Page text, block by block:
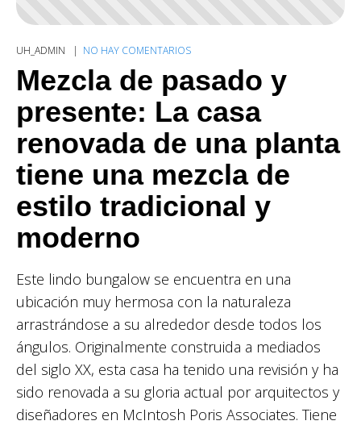
UH_ADMIN NO HAY COMENTARIOS
Mezcla de pasado y
presente: La casa
renovada de una planta
tiene una mezcla de
estilo tradicional y
moderno
Este lindo bungalow se encuentra en una
ubicación muy hermosa con la naturaleza
arrastrándose a su alrededor desde todos los
ángulos. Originalmente construida a mediados
del siglo XX, esta casa ha tenido una revisión y ha
sido renovada a su gloria actual por arquitectos y
diseñadores en McIntosh Poris Associates. Tiene